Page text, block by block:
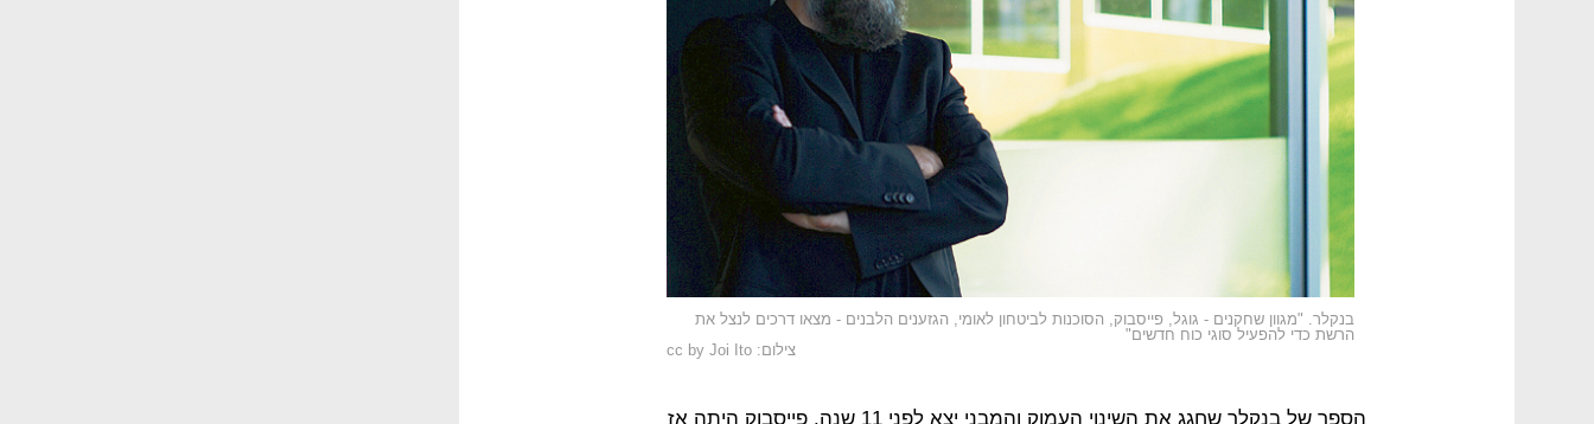
בנקלר. "מגוון שחקנים - גוגל, פייסבוק, הסוכנות לביטחון לאומי, הגזענים הלבנים - מצאו דרכים לנצל את
הרשת כדי להפעיל סוגי כוח חדשים"
צילום: cc by Joi Ito
הספר של בנקלר שחגג את השינוי העמוק והמבני יצא לפני 11 שנה. פייסבוק היתה אז